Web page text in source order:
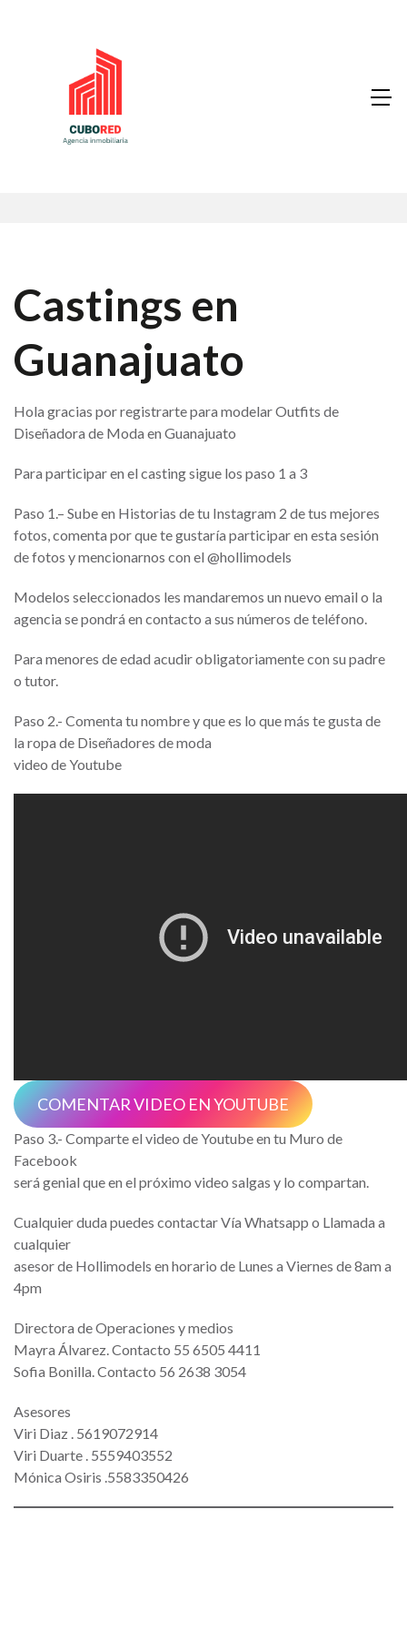
Castings en
Guanajuato
Hola gracias por registrarte para modelar Outfits de
Diseñadora de Moda en Guanajuato
Para participar en el casting sigue los paso 1 a 3
Paso 1.– Sube en Historias de tu Instagram 2 de tus mejores
fotos, comenta por que te gustaría participar en esta sesión
de fotos y mencionarnos con el @hollimodels
Modelos seleccionados les mandaremos un nuevo email o la
agencia se pondrá en contacto a sus números de teléfono.
Para menores de edad acudir obligatoriamente con su padre
o tutor.
Paso 2.- Comenta tu nombre y que es lo que más te gusta de
la ropa de Diseñadores de moda
video de Youtube
COMENTAR VIDEO EN YOUTUBE
Paso 3.- Comparte el video de Youtube en tu Muro de
Facebook
será genial que en el próximo video salgas y lo compartan.
Cualquier duda puedes contactar Vía Whatsapp o Llamada a
cualquier
asesor de Hollimodels en horario de Lunes a Viernes de 8am a
4pm
Directora de Operaciones y medios
Mayra Álvarez. Contacto 55 6505 4411
Sofia Bonilla. Contacto 56 2638 3054
Asesores
Viri Diaz . 5619072914
Viri Duarte . 5559403552
Mónica Osiris .5583350426